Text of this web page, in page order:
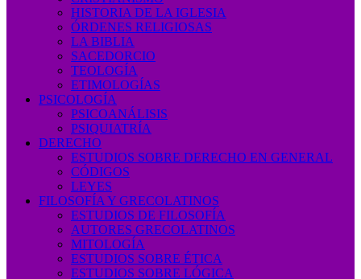
HISTORIA DE LA IGLESIA
ÓRDENES RELIGIOSAS
LA BIBLIA
SACEDORCIO
TEOLOGÍA
ETIMOLOGÍAS
PSICOLOGÍA
PSICOANÁLISIS
PSIQUIATRÍA
DERECHO
ESTUDIOS SOBRE DERECHO EN GENERAL
CÓDIGOS
LEYES
FILOSOFÍA Y GRECOLATINOS
ESTUDIOS DE FILOSOFÍA
AUTORES GRECOLATINOS
MITOLOGÍA
ESTUDIOS SOBRE ÉTICA
ESTUDIOS SOBRE LÓGICA